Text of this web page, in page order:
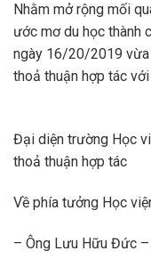
Nhằm mở rộng mối
ước mơ du học thành
ngày 16/20/2019 vừa
thoả thuận hợp tác
Đại diện trường Học
thoả thuận hợp tác
Về phía tưởng Học
– Ông Lưu Hữu Đức